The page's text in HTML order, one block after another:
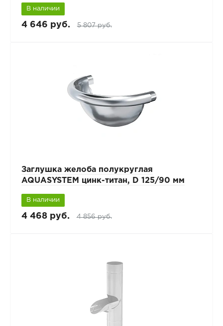
В наличии
4 646 руб. 5 807 руб.
Заглушка желоба полукруглая
AQUASYSTEM цинк-титан, D 125/90 мм
В наличии
4 468 руб. 4 856 руб.